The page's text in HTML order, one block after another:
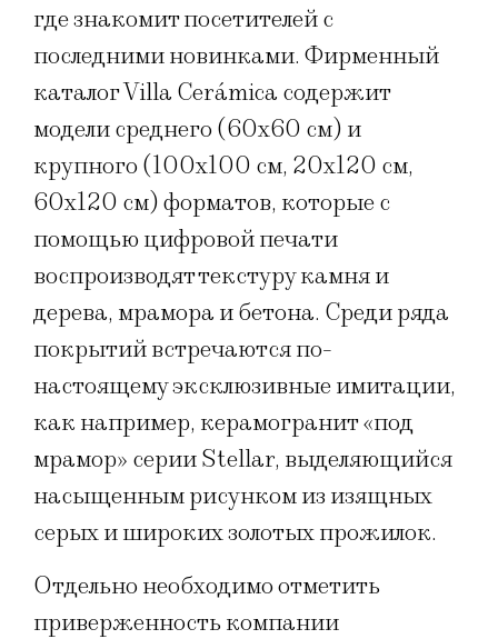
где знакомит посетителей с
последними новинками. Фирменный
каталог Villa Cerámica содержит
модели среднего (60х60 см) и
крупного (100х100 см, 20х120 см,
60х120 см) форматов, которые с
помощью цифровой печати
воспроизводят текстуру камня и
дерева, мрамора и бетона. Среди ряда
покрытий встречаются по-
настоящему эксклюзивные имитации,
как например, керамогранит «под
мрамор» серии Stellar, выделяющийся
насыщенным рисунком из изящных
серых и широких золотых прожилок.
Отдельно необходимо отметить
приверженность компании